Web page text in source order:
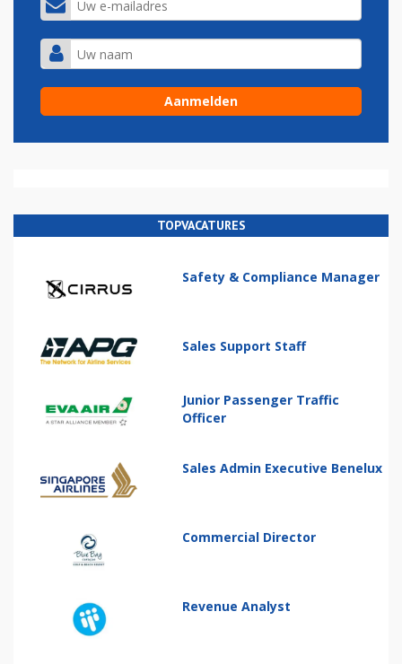
TOPVACATURES
Safety & Compliance Manager
Sales Support Staff
Junior Passenger Traffic
Officer
Sales Admin Executive Benelux
Commercial Director
Revenue Analyst